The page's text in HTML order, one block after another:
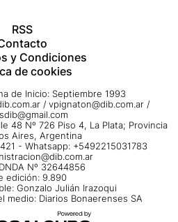
RSS
y Condiciones
de cookies
de Inicio: Septiembre 1993
/ vpignaton@dib.com.ar /
48 Nº 726 Piso 4, La Plata; Provincia
Aires, Argentina
- Whatsapp: +5492215031783
Nº 32644856
edición: 9.890
Gonzalo Julián Irazoqui
medio: Diarios Bonaerenses SA